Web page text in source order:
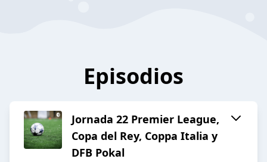
Episodios
Jornada 22 Premier League,
Copa del Rey, Coppa Italia y
DFB Pokal